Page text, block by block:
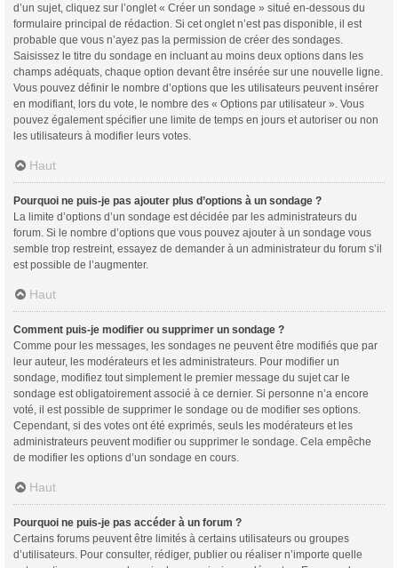
d’un sujet, cliquez sur l’onglet « Créer un sondage » situé en-dessous du
formulaire principal de rédaction. Si cet onglet n’est pas disponible, il est
probable que vous n’ayez pas la permission de créer des sondages.
Saisissez le titre du sondage en incluant au moins deux options dans les
champs adéquats, chaque option devant être insérée sur une nouvelle ligne.
Vous pouvez définir le nombre d’options que les utilisateurs peuvent insérer
en modifiant, lors du vote, le nombre des « Options par utilisateur ». Vous
pouvez également spécifier une limite de temps en jours et autoriser ou non
les utilisateurs à modifier leurs votes.
Haut
Pourquoi ne puis-je pas ajouter plus d’options à un sondage ?
La limite d’options d’un sondage est décidée par les administrateurs du
forum. Si le nombre d’options que vous pouvez ajouter à un sondage vous
semble trop restreint, essayez de demander à un administrateur du forum s’il
est possible de l’augmenter.
Haut
Comment puis-je modifier ou supprimer un sondage ?
Comme pour les messages, les sondages ne peuvent être modifiés que par
leur auteur, les modérateurs et les administrateurs. Pour modifier un
sondage, modifiez tout simplement le premier message du sujet car le
sondage est obligatoirement associé à ce dernier. Si personne n’a encore
voté, il est possible de supprimer le sondage ou de modifier ses options.
Cependant, si des votes ont été exprimés, seuls les modérateurs et les
administrateurs peuvent modifier ou supprimer le sondage. Cela empêche
de modifier les options d’un sondage en cours.
Haut
Pourquoi ne puis-je pas accéder à un forum ?
Certains forums peuvent être limités à certains utilisateurs ou groupes
d’utilisateurs. Pour consulter, rédiger, publier ou réaliser n’importe quelle